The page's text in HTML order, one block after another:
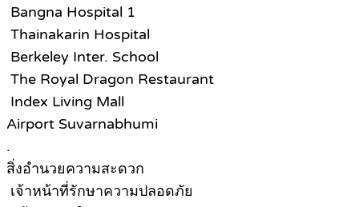
Bangna Hospital 1
Thainakarin Hospital
Berkeley Inter. School
The Royal Dragon Restaurant
Index Living Mall
Airport Suvarnabhumi
.
สิ่งอำนวยความสะดวก
เจ้าหน้าที่รักษาความปลอดภัย